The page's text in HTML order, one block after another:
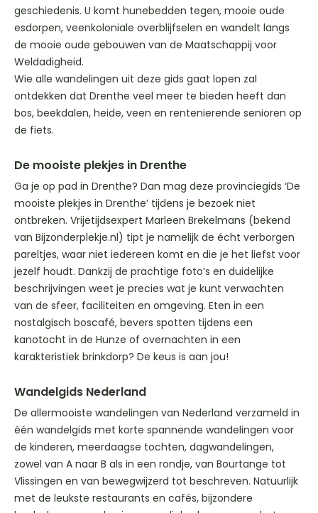
geschiedenis. U komt hunebedden tegen, mooie oude
esdorpen, veenkoloniale overblijfselen en wandelt langs
de mooie oude gebouwen van de Maatschappij voor
Weldadigheid.
Wie alle wandelingen uit deze gids gaat lopen zal
ontdekken dat Drenthe veel meer te bieden heeft dan
bos, beekdalen, heide, veen en rentenierende senioren op
de fiets.
De mooiste plekjes in Drenthe
Ga je op pad in Drenthe? Dan mag deze provinciegids ‘De
mooiste plekjes in Drenthe’ tijdens je bezoek niet
ontbreken. Vrijetijdsexpert Marleen Brekelmans (bekend
van Bijzonderplekje.nl) tipt je namelijk de écht verborgen
pareltjes, waar niet iedereen komt en die je het liefst voor
jezelf houdt. Dankzij de prachtige foto’s en duidelijke
beschrijvingen weet je precies wat je kunt verwachten
van de sfeer, faciliteiten en omgeving. Eten in een
nostalgisch boscafé, bevers spotten tijdens een
kanotocht in de Hunze of overnachten in een
karakteristiek brinkdorp? De keus is aan jou!
Wandelgids Nederland
De allermooiste wandelingen van Nederland verzameld in
één wandelgids met korte spannende wandelingen voor
de kinderen, meerdaagse tochten, dagwandelingen,
zowel van A naar B als in een rondje, van Bourtange tot
Vlissingen en van bewegwijzerd tot beschreven. Natuurlijk
met de leukste restaurants en cafés, bijzondere